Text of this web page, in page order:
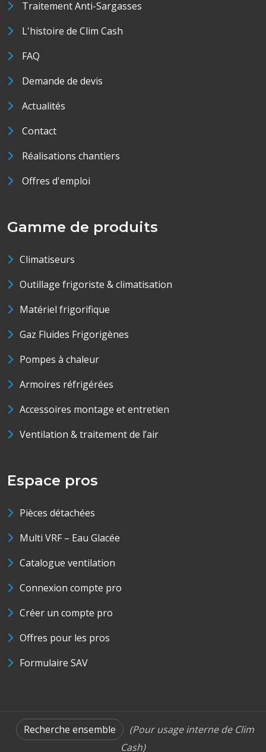
Traitement Anti-Sargasses
L'histoire de Clim Cash
FAQ
Demande de devis
Actualités
Contact
Réalisations chantiers
Offres d'emploi
Gamme de produits
Climatiseurs
Outillage frigoriste & climatisation
Matériel frigorifique
Gaz Fluides Frigorigènes
Pompes à chaleur
Armoires réfrigérées
Accessoires montage et entretien
Ventilation & traitement de l’air
Espace pros
Pièces détachées
Multi VRF – Eau Glacée
Catalogue ventilation
Connexion compte pro
Créer un compte pro
Offres pour les pros
Formulaire SAV
Recherche ensemble
(Pour usage interne de Clim
Cash)